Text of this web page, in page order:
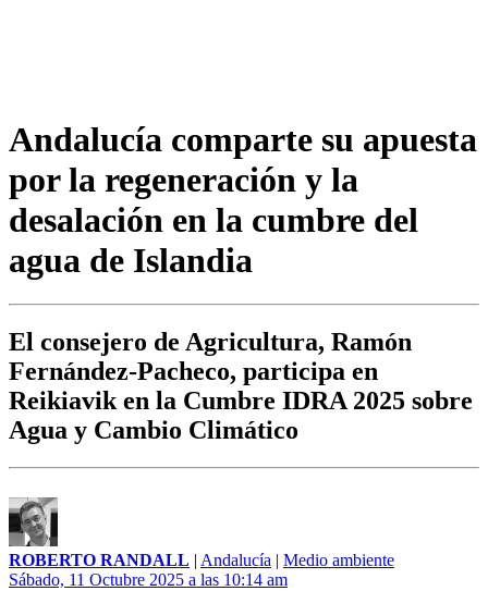
Andalucía comparte su apuesta
por la regeneración y la
desalación en la cumbre del
agua de Islandia
El consejero de Agricultura, Ramón
Fernández-Pacheco, participa en
Reikiavik en la Cumbre IDRA 2025 sobre
Agua y Cambio Climático
ROBERTO RANDALL | Andalucía | Medio ambiente
Sábado, 11 Octubre 2025 a las 10:14 am